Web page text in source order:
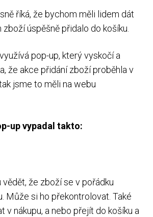
říká, že bychom měli lidem dát
úspěšně přidalo do košíku.
pop-up, který vyskočí a
že akce přidání zboží proběhla v
jsme to měli na webu
up vypadal takto:
vědět, že zboží se v pořádku
Může si ho překontrolovat. Také
v nákupu, a nebo přejít do košíku a